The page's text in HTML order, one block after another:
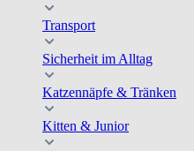
Transport
Sicherheit im Alltag
Katzennäpfe & Tränken
Kitten & Junior